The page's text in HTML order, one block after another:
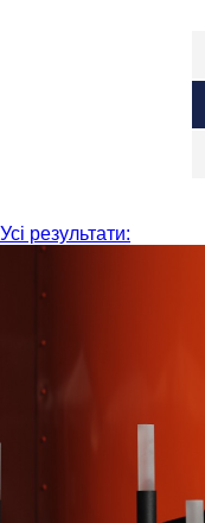
Усі результати: